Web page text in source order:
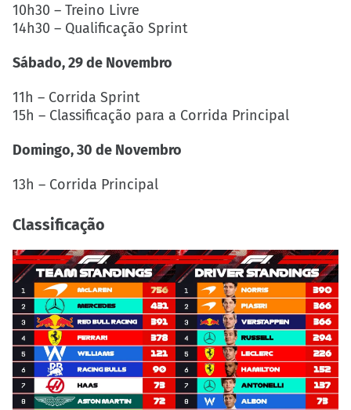
10h30 – Treino Livre
14h30 – Qualificação Sprint
Sábado, 29 de Novembro
11h – Corrida Sprint
15h – Classificação para a Corrida Principal
Domingo, 30 de Novembro
13h – Corrida Principal
Classificação